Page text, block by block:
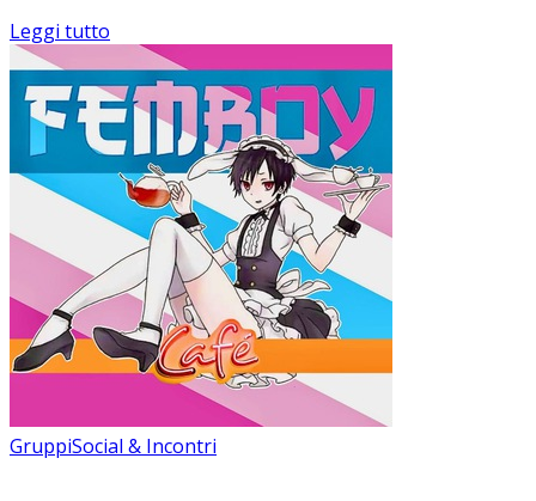
Leggi tutto
GruppiSocial & Incontri